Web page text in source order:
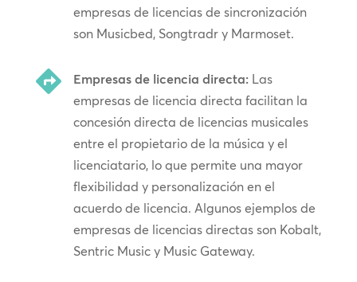
empresas de licencias de sincronización
son Musicbed, Songtradr y Marmoset.
 Empresas de licencia directa:Las
empresas de licencia directa facilitan la
concesión directa de licencias musicales
entre el propietario de la música y el
licenciatario, lo que permite una mayor
flexibilidad y personalización en el
acuerdo de licencia. Algunos ejemplos de
empresas de licencias directas son Kobalt,
Sentric Music y Music Gateway.